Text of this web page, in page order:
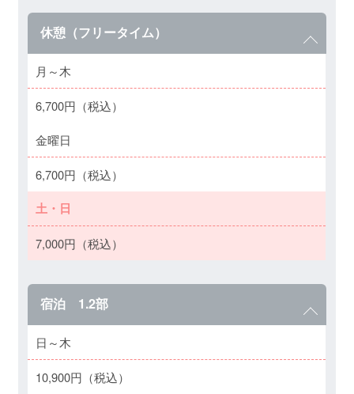
休憩（フリータイム）
月～木
6,700円（税込）
金曜日
6,700円（税込）
土・日
7,000円（税込）
宿泊 1.2部
日～木
10,900円（税込）